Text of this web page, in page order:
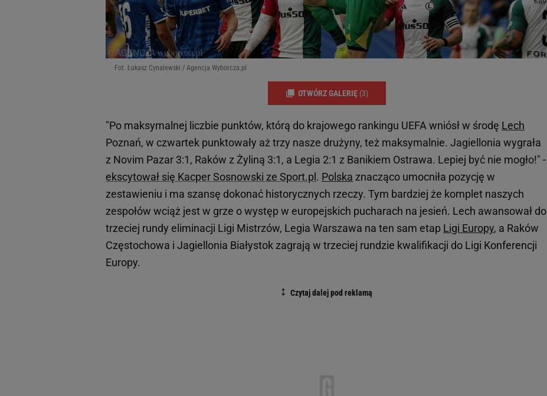
Fot. Łukasz Cynalewski / Agencja Wyborcza.pl
OTWÓRZ GALERIĘ (3)
"Po maksymalnej liczbie punktów, którą do krajowego rankingu UEFA wniósł w środę Lech
Poznań, w czwartek punktowały aż trzy nasze drużyny, też maksymalnie. Jagiellonia wygrała
z Novim Pazar 3:1, Raków z Żyliną 3:1, a Legia 2:1 z Banikiem Ostrawa. Lepiej być nie mogło!" -
ekscytował się Kacper Sosnowski ze Sport.pl . Polska znacząco umocniła pozycję w
zestawieniu i ma szansę dokonać historycznych rzeczy. Tym bardziej że komplet naszych
zespołów wciąż jest w grze o występ w europejskich pucharach na jesień. Lech awansował do
trzeciej rundy eliminacji Ligi Mistrzów, Legia Warszawa na ten sam etap Ligi Europy, a Raków
Częstochowa i Jagiellonia Białystok zagrają w trzeciej rundzie kwalifikacji do Ligi Konferencji
Europy.